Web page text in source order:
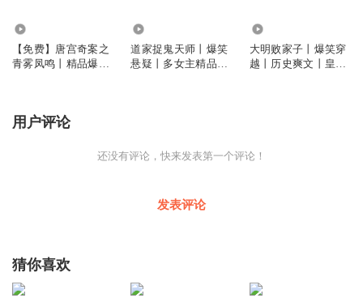
【免费】唐宫奇案之
青雾凤鸣丨精品爆笑
道家捉鬼天师丨爆笑
悬疑丨多女主精品剧
大明败家子丨爆笑穿
越丨历史爽文丨皇权
用户评论
还没有评论，快来发表第一个评论！
发表评论
猜你喜欢